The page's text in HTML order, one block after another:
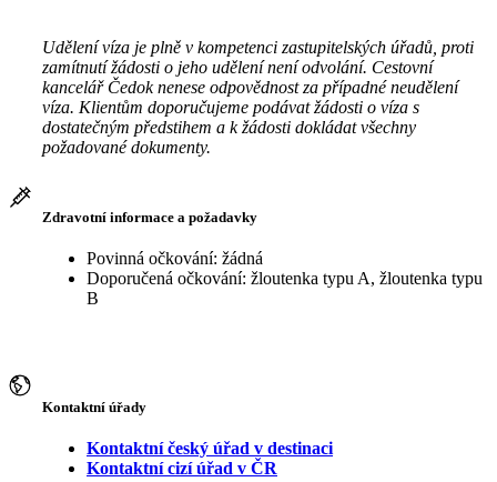
Udělení víza je plně v kompetenci zastupitelských úřadů, proti
zamítnutí žádosti o jeho udělení není odvolání. Cestovní
kancelář Čedok nenese odpovědnost za případné neudělení
víza. Klientům doporučujeme podávat žádosti o víza s
dostatečným předstihem a k žádosti dokládat všechny
požadované dokumenty.
Zdravotní informace a požadavky
Povinná očkování: žádná
Doporučená očkování: žloutenka typu A, žloutenka typu
B
Kontaktní úřady
Kontaktní český úřad v destinaci
Kontaktní cizí úřad v ČR